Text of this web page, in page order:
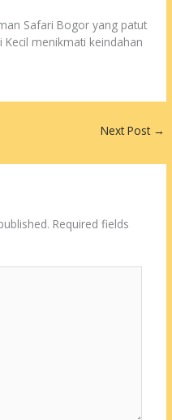
Safari Bogor yang patut
Kecil menikmati keindahan
Next Post →
Required fields